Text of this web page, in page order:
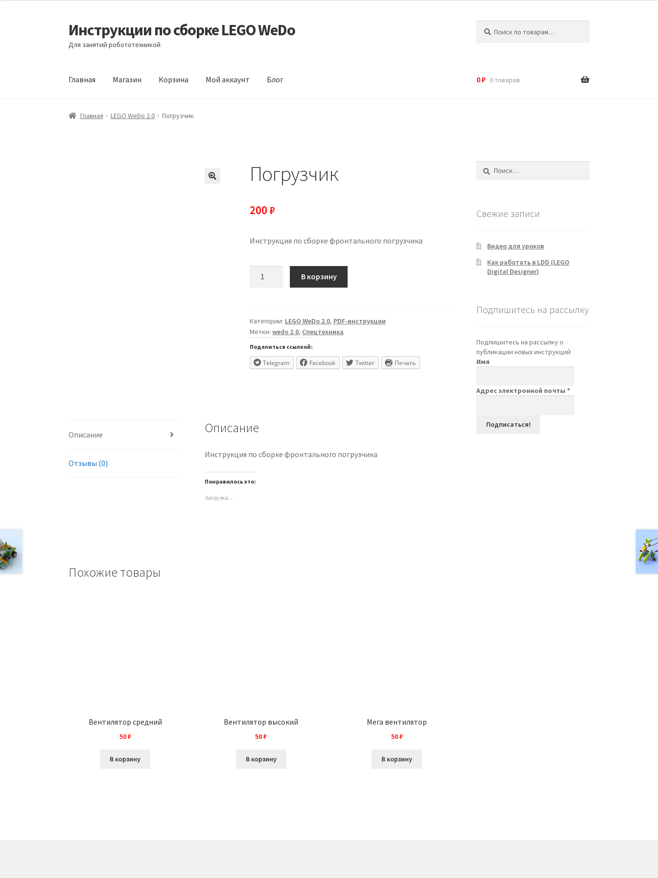
Перейти
к
навигации
Перейти
к
содержимому
Инструкции по сборке LEGO WeDo
Для занятий робототехникой
Главная Магазин Корзина Мой аккаунт Блог
Главная Блог Корзина Магазин
0₽ 0 товаров
Главная LEGO WeDo 2.0 Погрузчик
Погрузчик
200₽
Инструкция по сборке фронтального погрузчика
В корзину
Категории: LEGO WeDo 2.0, PDF-инструкции
Метки:wedo 2.0, Спецтехника
Поделиться ссылкой:
Telegram Facebook Twitter Печать
Описание
Отзывы (0)
Описание
Инструкция по сборке фронтального погрузчика
Понравилось это:
Загрузка...
Похожие товары
Вентилятор средний
50₽
В корзину
Вентилятор высокий
50₽
В корзину
Мега вентилятор
50₽
В корзину
Найти:
Свежие записи
Видео для уроков
Как работать в LDD (LEGO
Digital Designer)
Подпишитесь на рассылку
Подпишитесь на рассылку о
публикации новых инструкций
Имя
Адрес электронной почты *